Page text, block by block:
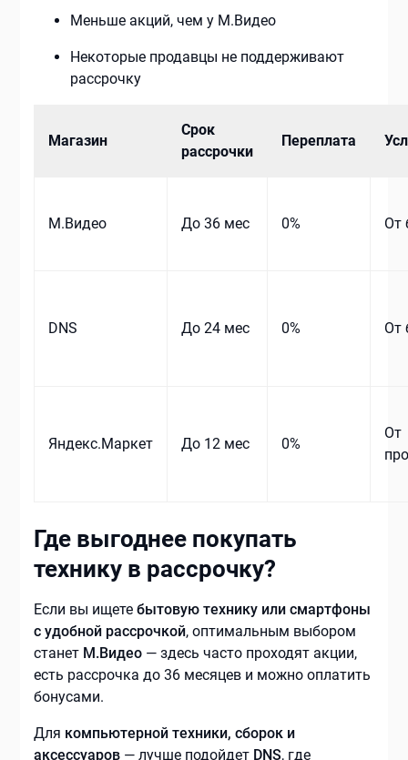
Меньше акций, чем у М.Видео
Некоторые продавцы не поддерживают
рассрочку
Магазин
Срок
рассрочки
Переплата
М.Видео До 36 мес 0% От
DNS До 24 мес 0% От
Яндекс.Маркет До 12 мес 0%
От
Где выгоднее покупать
технику в рассрочку?
Если вы ищетебытовую технику или смартфоны
с удобной рассрочкой, оптимальным выбором
станет М.Видео — здесь часто проходят акции,
есть рассрочка до 36 месяцев и можно оплатить
бонусами.
Для компьютерной техники, сборок и
аксессуаров — лучше подойдет DNS, где